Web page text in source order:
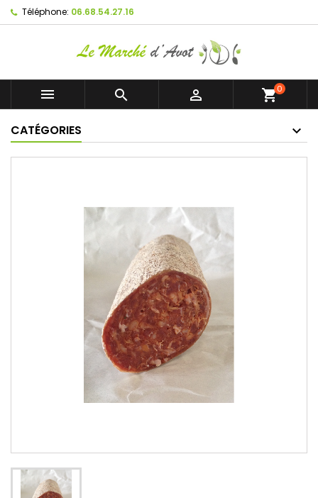
Téléphone: 06.68.54.27.16
   shopping_cart0
CATÉGORIES